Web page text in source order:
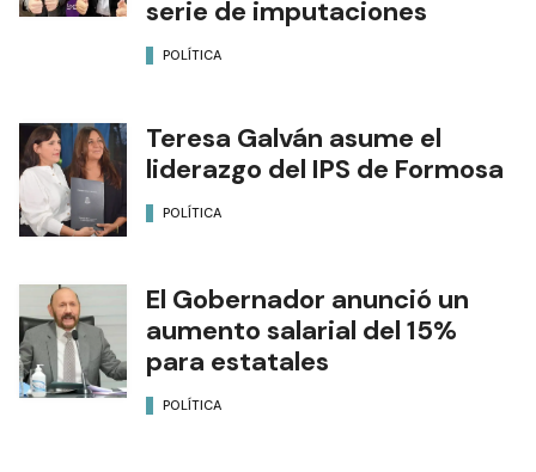
serie de imputaciones
POLÍTICA
Teresa Galván asume el
liderazgo del IPS de Formosa
POLÍTICA
El Gobernador anunció un
aumento salarial del 15%
para estatales
POLÍTICA